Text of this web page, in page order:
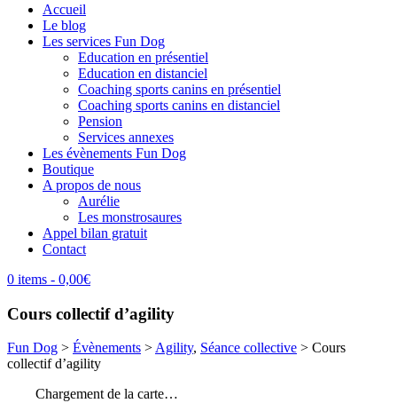
Accueil
Le blog
Les services Fun Dog
Education en présentiel
Education en distanciel
Coaching sports canins en présentiel
Coaching sports canins en distanciel
Pension
Services annexes
Les évènements Fun Dog
Boutique
A propos de nous
Aurélie
Les monstrosaures
Appel bilan gratuit
Contact
0 items - 0,00€
Cours collectif d’agility
Fun Dog > Évènements > Agility, Séance collective > Cours
collectif d’agility
Chargement de la carte…